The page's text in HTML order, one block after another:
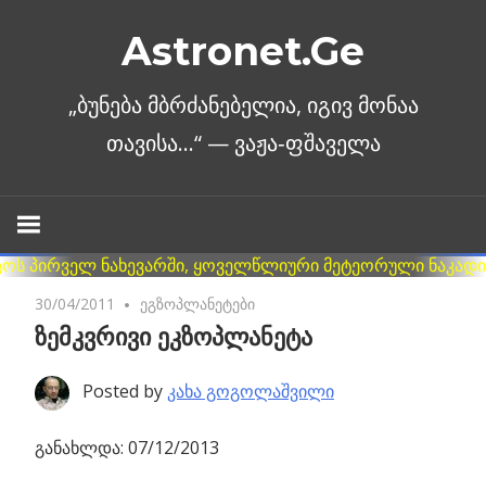
Astronet.Ge
30/04/2011 No comments
ეგზოპლანეტები
ზემკვრივი ეკზოპლანეტა
Posted by კახა გოგოლაშვილი
განახლდა: 07/12/2013